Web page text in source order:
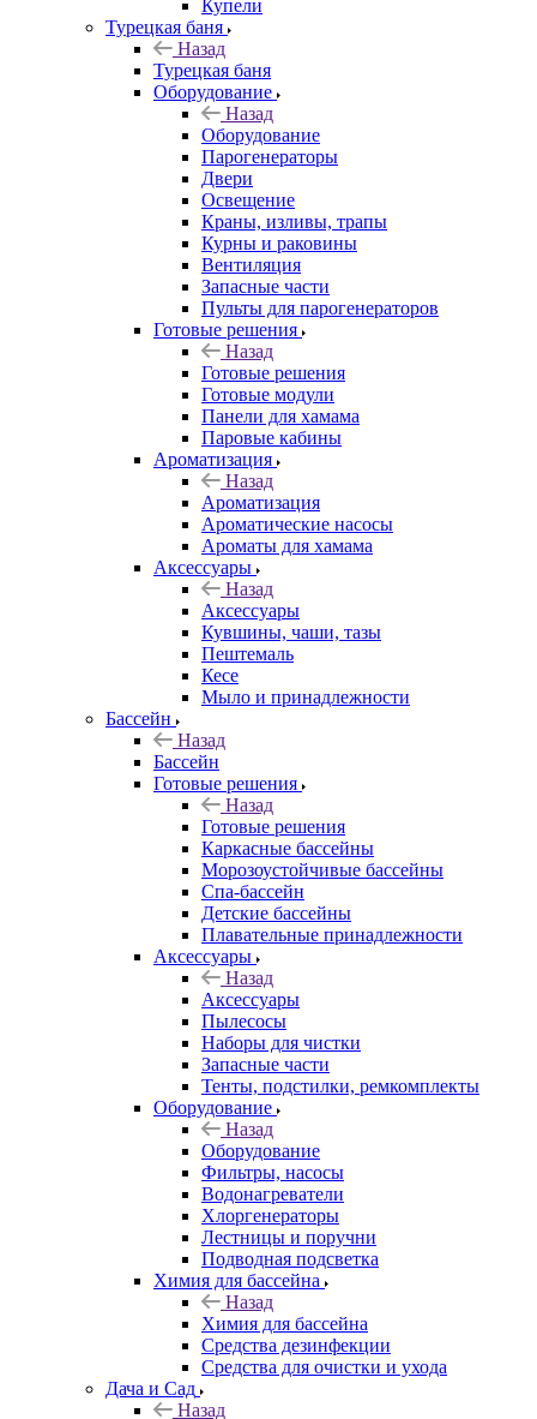
Купели
Турецкая баня
Назад
Турецкая баня
Оборудование
Назад
Оборудование
Парогенераторы
Двери
Освещение
Краны, изливы, трапы
Курны и раковины
Вентиляция
Запасные части
Пульты для парогенераторов
Готовые решения
Назад
Готовые решения
Готовые модули
Панели для хамама
Паровые кабины
Ароматизация
Назад
Ароматизация
Ароматические насосы
Ароматы для хамама
Аксессуары
Назад
Аксессуары
Кувшины, чаши, тазы
Пештемаль
Кесе
Мыло и принадлежности
Бассейн
Назад
Бассейн
Готовые решения
Назад
Готовые решения
Каркасные бассейны
Морозоустойчивые бассейны
Спа-бассейн
Детские бассейны
Плавательные принадлежности
Аксессуары
Назад
Аксессуары
Пылесосы
Наборы для чистки
Запасные части
Тенты, подстилки, ремкомплекты
Оборудование
Назад
Оборудование
Фильтры, насосы
Водонагреватели
Хлоргенераторы
Лестницы и поручни
Подводная подсветка
Химия для бассейна
Назад
Химия для бассейна
Средства дезинфекции
Средства для очистки и ухода
Дача и Сад
Назад